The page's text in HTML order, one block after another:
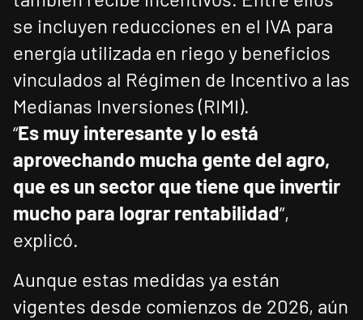
se incluyen reducciones en el IVA para
energía utilizada en riego y beneficios
vinculados al Régimen de Incentivo a las
Medianas Inversiones (RIMI).
“Es muy interesante y lo está
aprovechando mucha gente del agro,
que es un sector que tiene que invertir
mucho para lograr rentabilidad”,
explicó.
Aunque estas medidas ya están
vigentes desde comienzos de 2026, aún